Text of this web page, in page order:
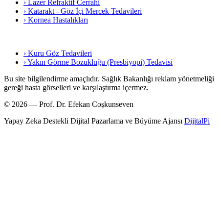
› Lazer Refraktif Cerrahi
› Katarakt - Göz İçi Mercek Tedavileri
› Kornea Hastalıkları
› Kuru Göz Tedavileri
› Yakın Görme Bozukluğu (Presbiyopi) Tedavisi
Bu site bilgilendirme amaçlıdır. Sağlık Bakanlığı reklam yönetmeliği
gereği hasta görselleri ve karşılaştırma içermez.
© 2026 — Prof. Dr. Efekan Coşkunseven
Yapay Zeka Destekli Dijital Pazarlama ve Büyüme Ajansı DijitalPi